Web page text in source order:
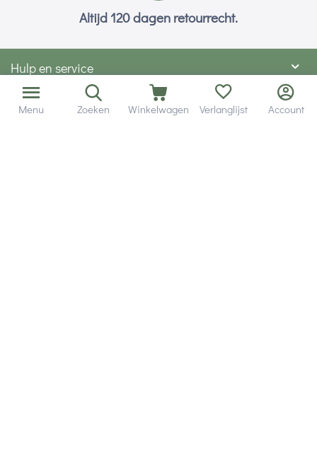
Altijd 120 dagen retourrecht.
Hulp en service
Contact gegevens
Menu Zoeken Winkelwagen Verlanglijst Account